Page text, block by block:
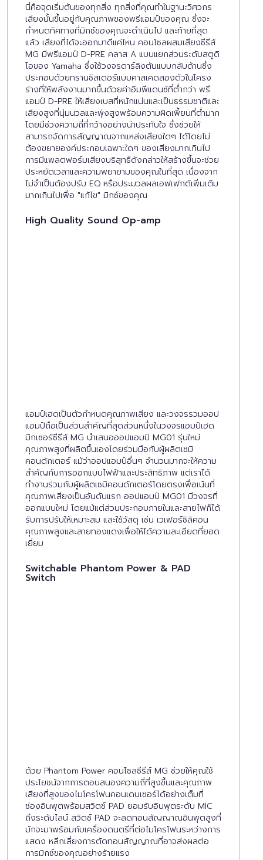
นี่คือจุดเริ่มต้นของทุกสิ่ง ทุกสิ่งที่คุณทำในฐานะวิศวกร
เสียงนั้นขึ้นอยู่กับคุณภาพของพรีแอมป์ของคุณ ซึ่งจะ
กำหนดทิศทางที่มิกซ์ของคุณจะดำเนินไป และท้ายที่สุด
แล้ว เสียงที่ได้จะออกมาดีแค่ไหน คอนโซลผสมเสียงซีรีส์
MG มีพรีแอมป์ D-PRE คลาส A แบบแยกส่วนระดับสตูดิ
โอของ Yamaha ซึ่งใช้วงจรดาร์ลิงตันแบบกลับด้านซึ่ง
ประกอบด้วยทรานซิสเตอร์แบบคาสเคดสองตัวในโครง
ร่างที่ให้พลังงานมากขึ้นด้วยค่าอิมพีแดนซ์ที่ต่ำกว่า พรี
แอมป์ D-PRE ให้เสียงเบสที่หนักแน่นและเป็นธรรมชาติและ
เสียงสูงที่นุ่มนวลและพุ่งสูงพร้อมความผิดเพี้ยนที่ต่ำมาก
โดยมีช่วงความถี่ที่กว้างอย่างน่าประทับใจ ซึ่งช่วยให้
สามารถจัดการสัญญาณจากแหล่งเสียงใดๆ ได้โดยไม่
ต้องขยายองค์ประกอบเฉพาะใดๆ ของเสียงมากเกินไป
การมีแพลตฟอร์มเสียงบริสุทธิ์ดังกล่าวให้สร้างขึ้นจะช่วย
ประหยัดเวลาและความพยายามของคุณในที่สุด เนื่องจาก
ไม่จำเป็นต้องปรับ EQ หรือประมวลผลเอฟเฟกต์เพิ่มเติม
มากเกินไปเพื่อ "แก้ไข" มิกซ์ของคุณ
High Quality Sound Op-amp
แอมป์เฮดเป็นตัวกำหนดคุณภาพเสียง และวงจรรวมออป
แอมป์ถือเป็นส่วนสำคัญที่สุดส่วนหนึ่งในวงจรแอมป์เฮด
มิกเซอร์ซีรีส์ MG นำเสนอออปแอมป์ MG01 รุ่นใหม่
คุณภาพสูงที่ผลิตขึ้นเองโดยร่วมมือกับผู้ผลิตเซมิ
คอนดักเตอร์ แม้ว่าออปแอมป์อื่นๆ จำนวนมากจะให้ความ
สำคัญกับการออกแบบไฟฟ้าและประสิทธิภาพ แต่เราได้
ทำงานร่วมกับผู้ผลิตเซมิคอนดักเตอร์โดยตรงเพื่อเน้นที่
คุณภาพเสียงเป็นอันดับแรก ออปแอมป์ MG01 มีวงจรที่
ออกแบบใหม่ โดยแม้แต่ส่วนประกอบภายในและสายไฟก็ได้
รับการปรับให้เหมาะสม และใช้วัสดุ เช่น เวเฟอร์ซิลิคอน
คุณภาพสูงและสายทองแดงเพื่อให้ได้ความละเอียดที่ยอด
เยี่ยม
Switchable Phantom Power & PAD
Switch
ด้วย Phantom Power คอนโซลซีรีส์ MG ช่วยให้คุณใช้
ประโยชน์จากการตอบสนองความถี่ที่สูงขึ้นและคุณภาพ
เสียงที่สูงของไมโครโฟนคอนเดนเซอร์ได้อย่างเต็มที่
ช่องอินพุตพร้อมสวิตช์ PAD ยอมรับอินพุตระดับ MIC
ถึงระดับไลน์ สวิตช์ PAD จะลดทอนสัญญาณอินพุตสูงที่
มักจะมาพร้อมกับเครื่องดนตรีที่ต่อไมโครโฟนระหว่างการ
แสดง หลีกเลี่ยงการตัดทอนสัญญาณที่อาจส่งผลต่อ
การมิกซ์ของคุณอย่างร้ายแรง